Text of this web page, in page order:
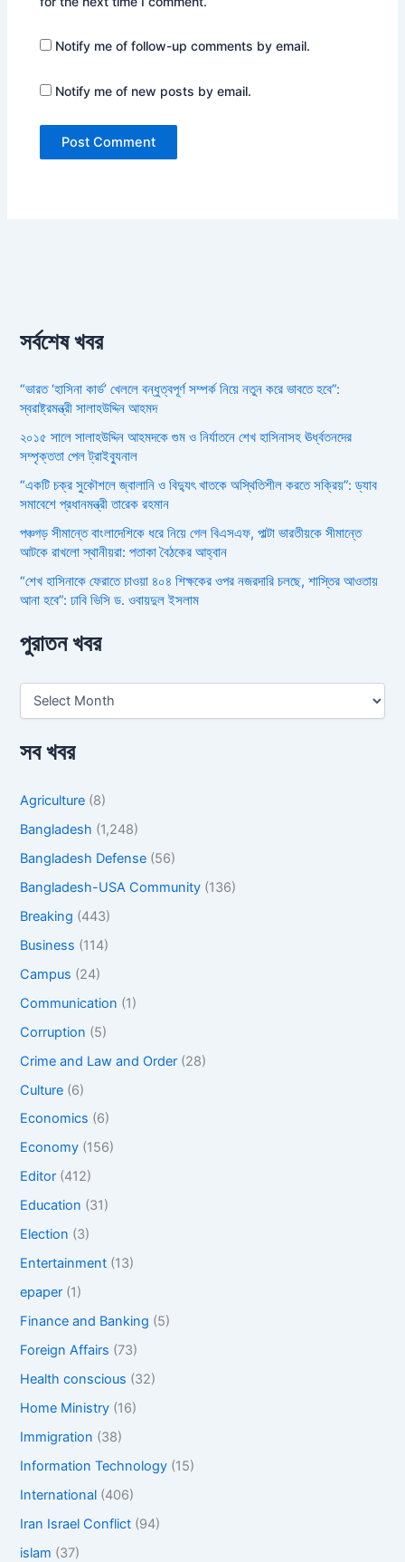
Notify me of follow-up comments by email.
Notify me of new posts by email.
সর্বশেষ খবর
“ভারত ‘হাসিনা কার্ড’ খেললে বন্ধুত্বপূর্ণ সম্পর্ক নিয়ে নতুন করে ভাবতে হবে”:
স্বরাষ্ট্রমন্ত্রী সালাহউদ্দিন আহমদ
২০১৫ সালে সালাহউদ্দিন আহমদকে গুম ও নির্যাতনে শেখ হাসিনাসহ ঊর্ধ্বতনদের
সম্পৃক্ততা পেল ট্রাইব্যুনাল
“একটি চক্র সুকৌশলে জ্বালানি ও বিদ্যুৎ খাতকে অস্থিতিশীল করতে সক্রিয়”: ড্যাব
সমাবেশে প্রধানমন্ত্রী তারেক রহমান
পঞ্চগড় সীমান্তে বাংলাদেশিকে ধরে নিয়ে গেল বিএসএফ, পাল্টা ভারতীয়কে সীমান্তে
আটকে রাখলো স্থানীয়রা: পতাকা বৈঠকের আহ্বান
“শেখ হাসিনাকে ফেরাতে চাওয়া ৪০৪ শিক্ষকের ওপর নজরদারি চলছে, শাস্তির আওতায়
আনা হবে”: ঢাবি ভিসি ড. ওবায়দুল ইসলাম
পুরাতন খবর
সব খবর
Agriculture (8)
Bangladesh (1,248)
Bangladesh Defense (56)
Bangladesh-USA Community (136)
Breaking (443)
Business (114)
Campus (24)
Communication (1)
Corruption (5)
Crime and Law and Order (28)
Culture (6)
Economics (6)
Economy (156)
Editor (412)
Education (31)
Election (3)
Entertainment (13)
epaper (1)
Finance and Banking (5)
Foreign Affairs (73)
Health conscious (32)
Home Ministry (16)
Immigration (38)
Information Technology (15)
International (406)
Iran Israel Conflict (94)
islam (37)